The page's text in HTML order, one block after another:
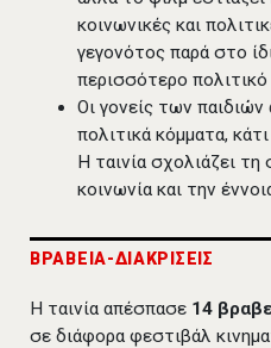
κοινωνικές και
γεγονότος παρά στο
περισσότερο
Οι γονείς των
πολιτικά κόμματα,
Η ταινία σχολιάζει τη
κοινωνία και την
ΒΡΑΒΕΙΑ-ΔΙΑΚΡΙΣΕΙΣ
Η ταινία απέσπασε 14
σε διάφορα φεστιβάλ